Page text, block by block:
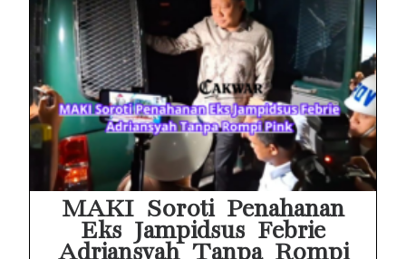
MAKI Soroti Penahanan
Eks Jampidsus Febrie
Adriansyah Tanpa Rompi